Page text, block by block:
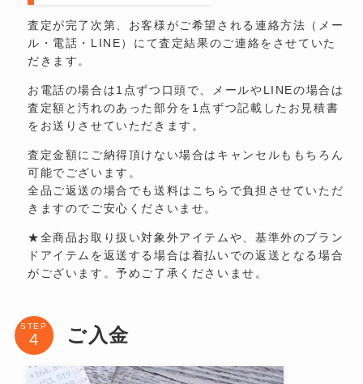
査定が完了次第、お客様がご希望される連絡方法（メー
ル・電話・LINE）にて査定結果のご連絡をさせていた
だきます。
お電話の場合は1点ずつ口頭で、メールやLINEの場合は
査定額と汚れのあった部分を1点ずつ記載したお見積書
をお送りさせていただきます。
査定金額にご納得頂けない場合はキャンセルももちろん
可能でございます。
全品ご返送の場合でも送料はこちらで負担させていただ
きますのでご安心くださいませ。
★全商品お取り扱い対象外アイテムや、基準外のブラン
ドアイテムを返送する場合は着払いでの返送となる場合
がございます。予めご了承くださいませ。
STEP ご入金